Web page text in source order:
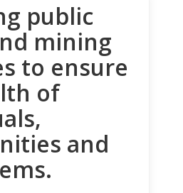
public
mining
to ensure
of
and